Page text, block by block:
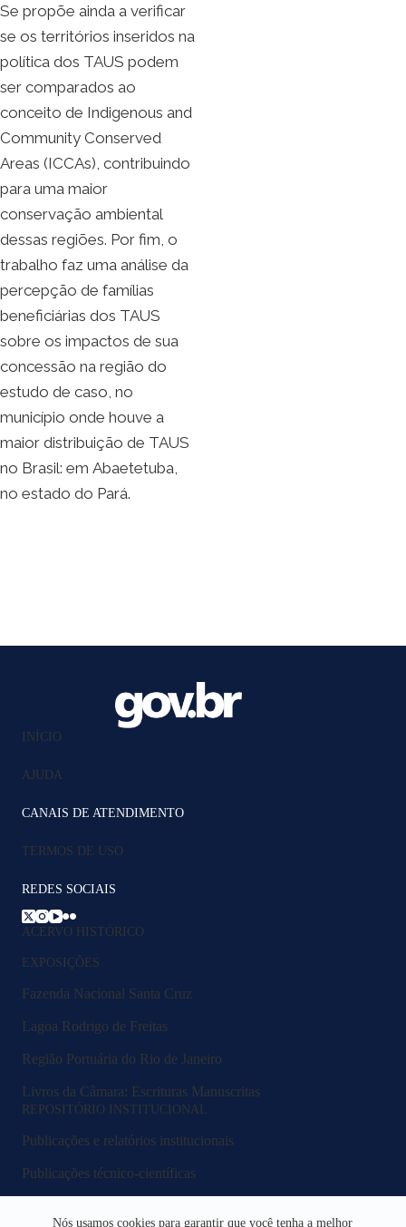
Nós usamos cookies para garantir que você tenha a melhor
Se propõe ainda a verificar
se os territórios inseridos na
política dos TAUS podem
ser comparados ao
conceito de Indigenous and
Community Conserved
Areas (ICCAs), contribuindo
para uma maior
conservação ambiental
dessas regiões. Por fim, o
trabalho faz uma análise da
percepção de famílias
beneficiárias dos TAUS
sobre os impactos de sua
concessão na região do
estudo de caso, no
município onde houve a
maior distribuição de TAUS
no Brasil: em Abaetetuba,
no estado do Pará.
INÍCIO
AJUDA
CANAIS DE ATENDIMENTO
TERMOS DE USO
REDES SOCIAIS
ACERVO HISTÓRICO
EXPOSIÇÕES
Fazenda Nacional Santa Cruz
Lagoa Rodrigo de Freitas
Região Portuária do Rio de Janeiro
Livros da Câmara: Escrituras Manuscritas
REPOSITÓRIO INSTITUCIONAL
Publicações e relatórios institucionais
Publicações técnico-científicas